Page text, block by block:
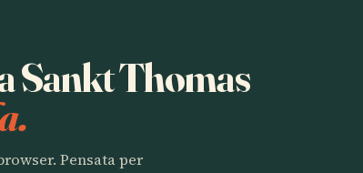
Sankt Thomas
Pensata per